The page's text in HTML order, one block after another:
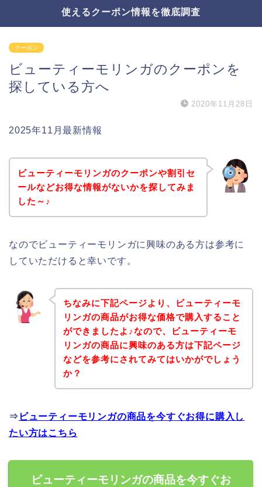
使えるクーポン情報を徹底調査
クーポン
ビューティーモリンガのクーポンを
探している方へ
2020年11月28日
2025年11月最新情報
ビューティーモリンガのクーポンや割引セ
ールなどお得な情報がないかを探してみま
した～♪
なのでビューティーモリンガに興味のある方は参考に
していただけると幸いです。
ちなみに下記ページより、ビューティーモ
リンガの商品がお得な価格で購入すること
ができましたよ♪なので、ビューティーモ
リンガの商品に興味のある方は下記ページ
などを参考にされてみてはいかがでしょう
か？
⇒ ビューティーモリンガの商品を今すぐお得に購入し
たい方はこちら
ビューティーモリンガの商品を今すぐお